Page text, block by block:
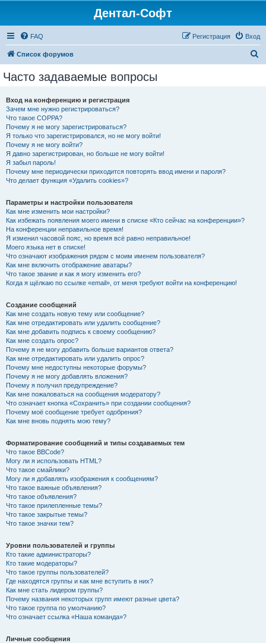
Дентал-Софт
FAQ Вход
Регистрация
Список форумов
Часто задаваемые вопросы
Вход на конференцию и регистрация
Зачем мне нужно регистрироваться?
Что такое COPPA?
Почему я не могу зарегистрироваться?
Я только что зарегистрировался, но не могу войти!
Почему я не могу войти?
Я давно зарегистрирован, но больше не могу войти!
Я забыл пароль!
Почему мне периодически приходится повторять ввод имени и пароля?
Что делает функция «Удалить cookies»?
Параметры и настройки пользователя
Как мне изменить мои настройки?
Как избежать появления моего имени в списке «Кто сейчас на конференции»?
На конференции неправильное время!
Я изменил часовой пояс, но время всё равно неправильное!
Моего языка нет в списке!
Что означают изображения рядом с моим именем пользователя?
Как мне включить отображение аватары?
Что такое звание и как я могу изменить его?
Когда я щёлкаю по ссылке «email», от меня требуют войти на конференцию!
Создание сообщений
Как мне создать новую тему или сообщение?
Как мне отредактировать или удалить сообщение?
Как мне добавить подпись к своему сообщению?
Как мне создать опрос?
Почему я не могу добавить больше вариантов ответа?
Как мне отредактировать или удалить опрос?
Почему мне недоступны некоторые форумы?
Почему я не могу добавлять вложения?
Почему я получил предупреждение?
Как мне пожаловаться на сообщения модератору?
Что означает кнопка «Сохранить» при создании сообщения?
Почему моё сообщение требует одобрения?
Как мне вновь поднять мою тему?
Форматирование сообщений и типы создаваемых тем
Что такое BBCode?
Могу ли я использовать HTML?
Что такое смайлики?
Могу ли я добавлять изображения к сообщениям?
Что такое важные объявления?
Что такое объявления?
Что такое прилепленные темы?
Что такое закрытые темы?
Что такое значки тем?
Уровни пользователей и группы
Кто такие администраторы?
Кто такие модераторы?
Что такое группы пользователей?
Где находятся группы и как мне вступить в них?
Как мне стать лидером группы?
Почему названия некоторых групп имеют разные цвета?
Что такое группа по умолчанию?
Что означает ссылка «Наша команда»?
Личные сообщения